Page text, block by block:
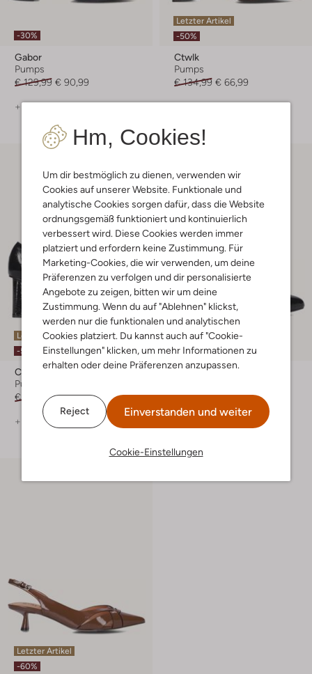
Hm, Cookies!
Um dir bestmöglich zu dienen, verwenden wir
Cookies auf unserer Website. Funktionale und
analytische Cookies sorgen dafür, dass die Website
ordnungsgemäß funktioniert und kontinuierlich
verbessert wird. Diese Cookies werden immer
platziert und erfordern keine Zustimmung. Für
Marketing-Cookies, die wir verwenden, um deine
Präferenzen zu verfolgen und dir personalisierte
Angebote zu zeigen, bitten wir um deine
Zustimmung. Wenn du auf "Ablehnen" klickst,
werden nur die funktionalen und analytischen
Cookies platziert. Du kannst auch auf "Cookie-
Einstellungen" klicken, um mehr Informationen zu
erhalten oder deine Präferenzen anzupassen.
Reject Einverstanden und weiter
Cookie-Einstellungen
-30%
Gabor
Pumps
€ 129,99 € 90,99
+ mehr farben
Letzter Artikel
-50%
Ctwlk
Pumps
€ 134,99 € 66,99
+ mehr farben
Letzter Artikel
-50%
Ctwlk
Pumps
€ 134,99 € 66,99
+ mehr farben
Letzter Artikel
-30%
Gabor
€ 129,99 € 90,99
Letzter Artikel
-60%